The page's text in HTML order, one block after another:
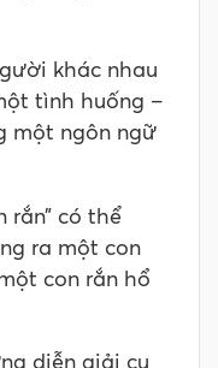
khác nhau
tình huống –
một ngôn ngữ
rắn” có thể
ra một con
con rắn hổ
diễn giải cụ